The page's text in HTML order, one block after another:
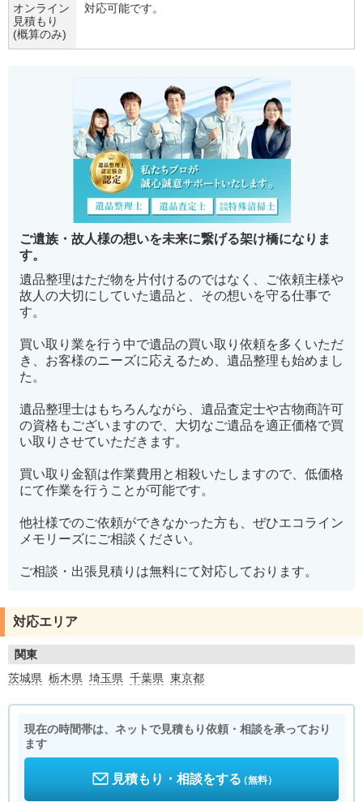
オンライン
見積もり
(概算のみ)
対応可能です。
ご遺族・故人様の想いを未来に繋げる架け橋になりま
す。
遺品整理はただ物を片付けるのではなく、ご依頼主様や
故人の大切にしていた遺品と、その想いを守る仕事で
す。
買い取り業を行う中で遺品の買い取り依頼を多くいただ
き、お客様のニーズに応えるため、遺品整理も始めまし
た。
遺品整理士はもちろんながら、遺品査定士や古物商許可
の資格もございますので、大切なご遺品を適正価格で買
い取りさせていただきます。
買い取り金額は作業費用と相殺いたしますので、低価格
にて作業を行うことが可能です。
他社様でのご依頼ができなかった方も、ぜひエコライン
メモリーズにご相談ください。
ご相談・出張見積りは無料にて対応しております。
対応エリア
関東
茨城県 栃木県 埼玉県 千葉県 東京都
現在の時間帯は、ネットで見積もり依頼・相談を承っており
ます
見積もり・相談をする（無料）